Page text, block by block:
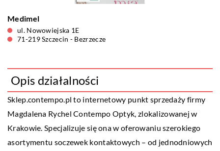
Medimel
ul. Nowowiejska 1E
71-219 Szczecin - Bezrzecze
Opis działalności
Sklep.contempo.pl to internetowy punkt sprzedaży firmy
Magdalena Rychel Contempo Optyk, zlokalizowanej w
Krakowie. Specjalizuje się ona w oferowaniu szerokiego
asortymentu soczewek kontaktowych – od jednodniowych